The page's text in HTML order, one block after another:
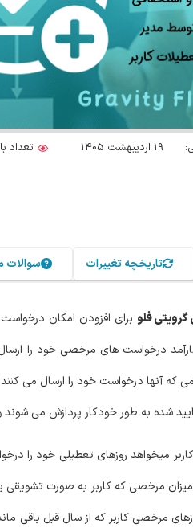
19 اردیبهشت 1405 تعداد
تاریخچه تغییرات سوالات
گرویتی فلو برای افزودن امکان
درخواست های مرخصی خود را
که آنها درخواست خود را ارسال می
شده به طور خودکار پردازش می
میخواهد روزهای تعطیلی خود را
مرخصی که کاربر به صورت تشویقی
مرخصی کاربر که از سال قبل باقی